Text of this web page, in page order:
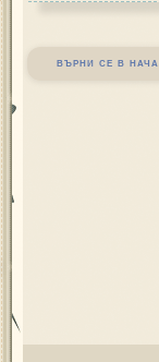
върни се в